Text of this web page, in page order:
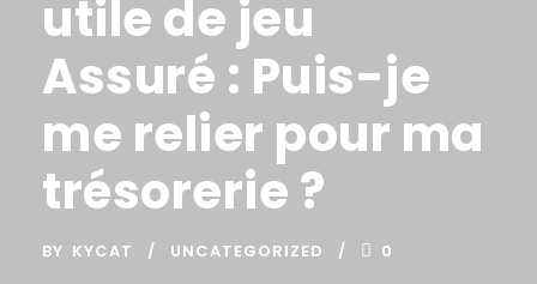
utile de jeu
Assuré : Puis-je
me relier pour ma
trésorerie ?
BY KYCAT UNCATEGORIZED 0